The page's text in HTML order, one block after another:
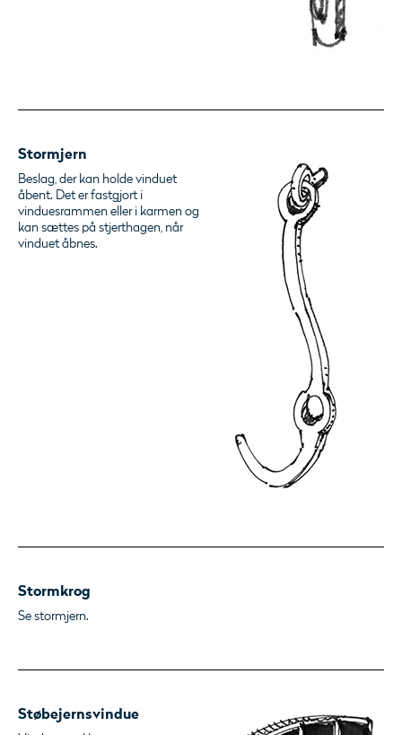
Stormjern
Beslag, der kan holde vinduet
åbent. Det er fastgjort i
vinduesrammen eller i karmen og
kan sættes på stjerthagen, når
vinduet åbnes.
Stormkrog
Se stormjern.
Støbejernsvindue